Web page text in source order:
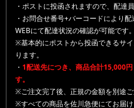
・ポストに投函されますので、配達
・お問合せ番号+バーコードにより
WEBにて配達状況の確認が可能です。
※基本的にポストから投函できるサ
ります。
・ 1配送先につき、商品合計15,000
す。
※ご注文完了後、正規の金額を別途ご
※すべての商品を佐川急便にてお届け